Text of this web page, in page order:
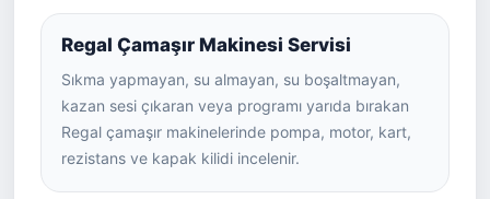
Regal Çamaşır Makinesi Servisi
Sıkma yapmayan, su almayan, su boşaltmayan,
kazan sesi çıkaran veya programı yarıda bırakan
Regal çamaşır makinelerinde pompa, motor, kart,
rezistans ve kapak kilidi incelenir.